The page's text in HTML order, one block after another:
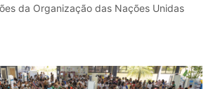
da Organização das Nações Unidas